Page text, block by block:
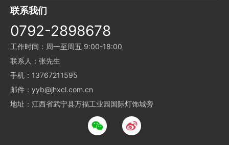
联系我们
0792-2898678
工作时间：周一至周五 9:00-18:00
联系人：张先生
手机：13767211595
邮件：yyb@jhxcl.com.cn
地址：江西省武宁县万福工业园国际灯饰城旁